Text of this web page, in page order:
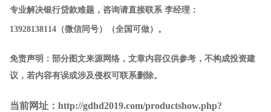
专业解决银行贷款难题，咨询请直接联系 李经理：
13928138114（微信同号）（全国可做） 。
免责声明：部分图文来源网络，文章内容仅供参考，不构成投资建
议，若内容有误或涉及侵权可联系删除。
当前网址：http://gdhd2019.com/productshow.php?